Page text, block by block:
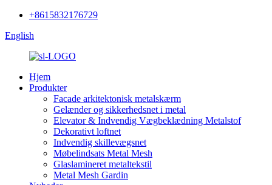
+8615832176729
English
Hjem
Produkter
Facade arkitektonisk metalskærm
Gelænder og sikkerhedsnet i metal
Elevator & Indvendig Vægbeklædning Metalstof
Dekorativt loftnet
Indvendig skillevægsnet
Møbelindsats Metal Mesh
Glaslamineret metaltekstil
Metal Mesh Gardin